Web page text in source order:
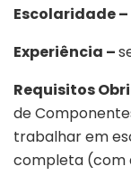
Escolaridade –
Experiência –
Requisitos
de
trabalhar em
completa (com